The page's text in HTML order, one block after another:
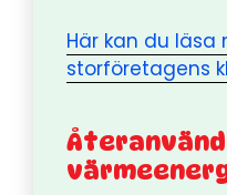
Här kan du läsa
storföretagens